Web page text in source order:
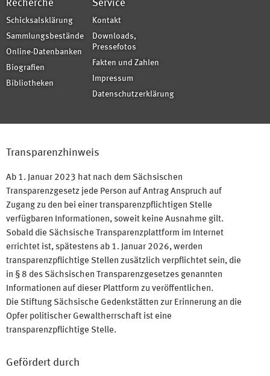
Recherche
Schicksalsklärung
Sammlungsbestände
Online-Datenbanken
Biografien
Bibliotheken
Service
Kontakt
Downloads,
Pressefotos
Fakten und Zahlen
Impressum
Datenschutzerklärung
Transparenzhinweis
Ab 1. Januar 2023 hat nach dem Sächsischen
Transparenzgesetz jede Person auf Antrag Anspruch auf
Zugang zu den bei einer transparenzpflichtigen Stelle
verfügbaren Informationen, soweit keine Ausnahme gilt.
Sobald die Sächsische Transparenzplattform im Internet
errichtet ist, spätestens ab 1. Januar 2026, werden
transparenzpflichtige Stellen zusätzlich verpflichtet sein, die
in § 8 des Sächsischen Transparenzgesetzes genannten
Informationen auf dieser Plattform zu veröffentlichen.
Die Stiftung Sächsische Gedenkstätten zur Erinnerung an die
Opfer politischer Gewaltherrschaft ist eine
transparenzpflichtige Stelle.
Gefördert durch